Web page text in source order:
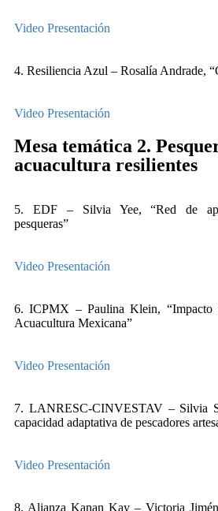
Video Presentación
4. Resiliencia Azul – Rosalía Andrade,
Video Presentación
Mesa temática 2.
acuacultura resilientes
5. EDF – Silvia Yee, “Red de
pesqueras”
Video Presentación
6. ICPMX – Paulina Klein, “Impacto
Acuacultura Mexicana”
Video Presentación
7. LANRESC-CINVESTAV – Silvia
capacidad adaptativa de pescadores
Video Presentación
8. Alianza Kanan Kay – Victoria